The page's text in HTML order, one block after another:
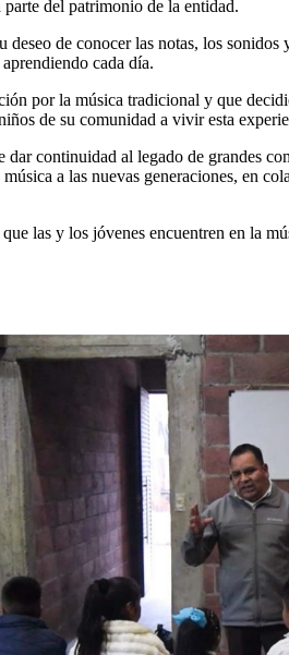
del patrimonio de la entidad.
de conocer las notas, los
cada día.
por la música tradicional y que
de su comunidad a vivir esta
continuidad al legado de grandes
a las nuevas generaciones, en
las y los jóvenes encuentren en la